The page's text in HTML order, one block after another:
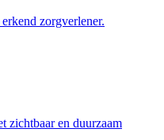
zorgverlener.
zichtbaar en duurzaam